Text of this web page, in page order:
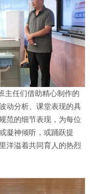
主任们借助精心制作的
动分析、课堂表现的具
范的细节表现，为每位
凝神倾听，或踊跃提
洋溢着共同育人的热烈